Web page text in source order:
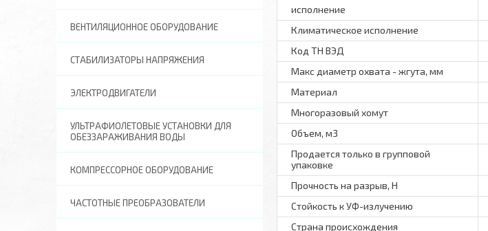
исполнение
Климатическое исполнение
Код ТН ВЭД
Макс диаметр охвата - жгута, мм
Материал
Многоразовый хомут
Объем, м3
Продается только в групповой
упаковке
Прочность на разрыв, Н
Стойкость к УФ-излучению
Страна происхождения
ВЕНТИЛЯЦИОННОЕ ОБОРУДОВАНИЕ
СТАБИЛИЗАТОРЫ НАПРЯЖЕНИЯ
ЭЛЕКТРОДВИГАТЕЛИ
УЛЬТРАФИОЛЕТОВЫЕ УСТАНОВКИ ДЛЯ
ОБЕЗЗАРАЖИВАНИЯ ВОДЫ
КОМПРЕССОРНОЕ ОБОРУДОВАНИЕ
ЧАСТОТНЫЕ ПРЕОБРАЗОВАТЕЛИ